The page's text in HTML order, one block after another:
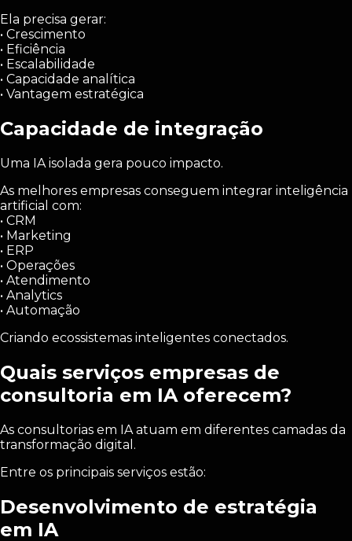
Ela precisa gerar:
• Crescimento
• Eficiência
• Escalabilidade
• Capacidade analítica
• Vantagem estratégica
Capacidade de integração
Uma IA isolada gera pouco impacto.
As melhores empresas conseguem integrar inteligência
artificial com:
• CRM
• Marketing
• ERP
• Operações
• Atendimento
• Analytics
• Automação
Criando ecossistemas inteligentes conectados.
Quais serviços empresas de
consultoria em IA oferecem?
As consultorias em IA atuam em diferentes camadas da
transformação digital.
Entre os principais serviços estão:
Desenvolvimento de estratégia
em IA